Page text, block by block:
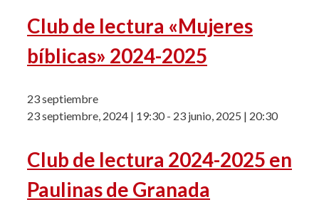
Club de lectura «Mujeres
bíblicas» 2024-2025
23 septiembre
23 septiembre, 2024 | 19:30- 23 junio, 2025 | 20:30
Club de lectura 2024-2025 en
Paulinas de Granada